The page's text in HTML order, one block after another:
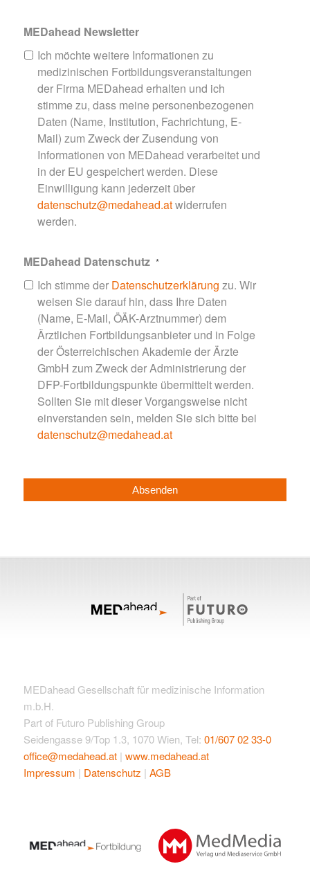
MEDahead Newsletter
Ich möchte weitere Informationen zu
medizinischen Fortbildungsveranstaltungen
der Firma MEDahead erhalten und ich
stimme zu, dass meine personenbezogenen
Daten (Name, Institution, Fachrichtung, E-
Mail) zum Zweck der Zusendung von
Informationen von MEDahead verarbeitet und
in der EU gespeichert werden. Diese
Einwilligung kann jederzeit über
datenschutz@medahead.atwiderrufen
werden.
MEDahead Datenschutz *
Ich stimme der Datenschutzerklärung zu. Wir
weisen Sie darauf hin, dass Ihre Daten
(Name, E-Mail, ÖÄK-Arztnummer) dem
Ärztlichen Fortbildungsanbieter und in Folge
der Österreichischen Akademie der Ärzte
GmbH zum Zweck der Administrierung der
DFP-Fortbildungspunkte übermittelt werden.
Sollten Sie mit dieser Vorgangsweise nicht
einverstanden sein, melden Sie sich bitte bei
datenschutz@medahead.at
MEDahead Gesellschaft für medizinische Information
m.b.H.
Part of Futuro Publishing Group
Seidengasse 9/Top 1.3, 1070 Wien, Tel: 01/607 02 33-0
office@medahead.at| www.medahead.at
Impressum | Datenschutz | AGB